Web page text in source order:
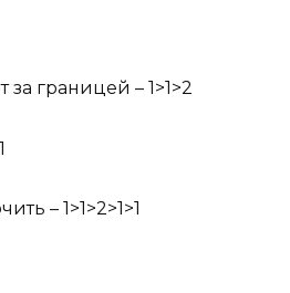
границей – 1>1>2
– 1>1>2>1>1